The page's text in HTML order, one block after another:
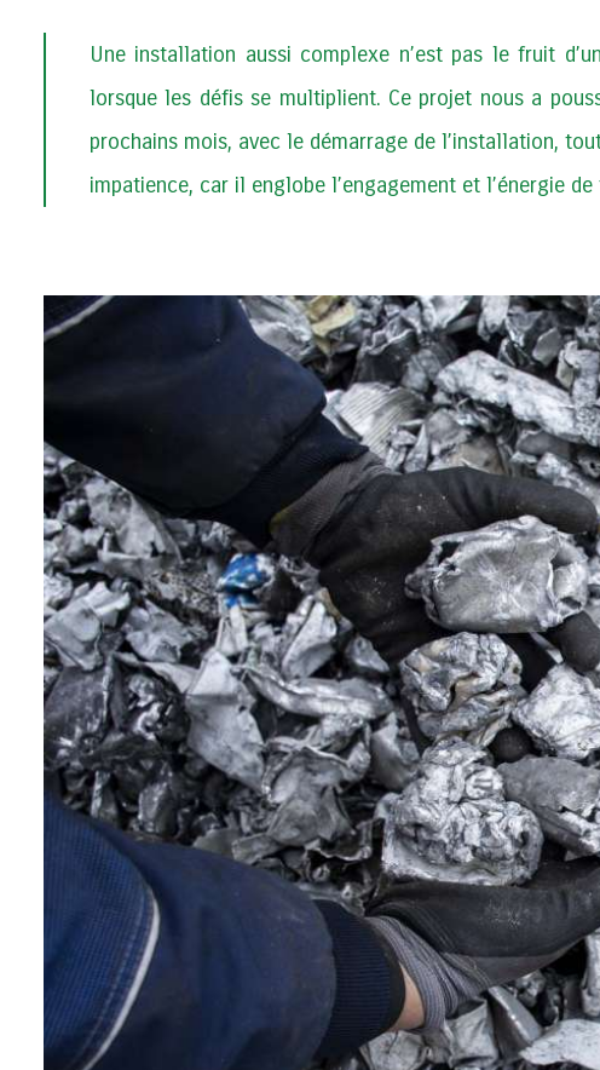
Une installation aussi complexe n’est pas le fruit
lorsque les défis se multiplient. Ce projet nous a
prochains mois, avec le démarrage de l’installation,
impatience, car il englobe l’engagement et l’énergie de